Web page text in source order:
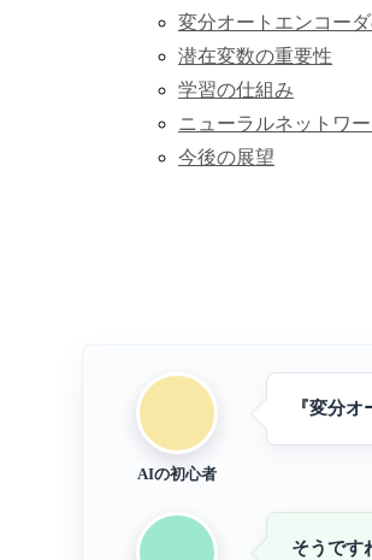
変分オートエンコー
潜在変数の重要性
学習の仕組み
ニューラルネットワ
今後の展望
AIの初心者
『変分
そうです